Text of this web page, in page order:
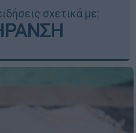
σχετικά με: